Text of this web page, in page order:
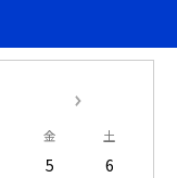
金 土
5
6